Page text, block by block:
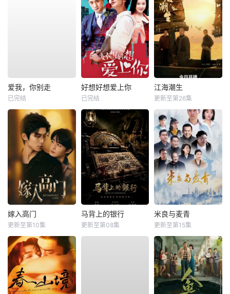
爱我，你别走
已完结
好想好想爱上你
已完结
江海潮生
更新至第26集
嫁入高门
更新至第10集
马背上的银行
更新至第08集
米良与麦青
更新至第15集